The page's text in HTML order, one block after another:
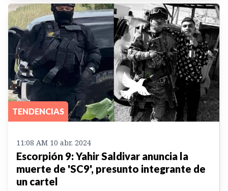
TENDENCIAS
11:08 AM 10 abr. 2024
Escorpión 9: Yahir Saldivar anuncia la
muerte de 'SC9', presunto integrante de
un cartel